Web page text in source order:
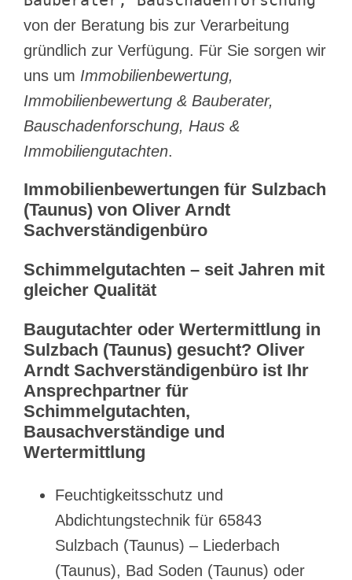
von der Beratung bis zur Verarbeitung
gründlich zur Verfügung. Für Sie sorgen wir
uns um Immobilienbewertung,
Immobilienbewertung & Bauberater,
Bauschadenforschung, Haus &
Immobiliengutachten.
Immobilienbewertungen für Sulzbach
(Taunus) von Oliver Arndt
Sachverständigenbüro
Schimmelgutachten – seit Jahren mit
gleicher Qualität
Baugutachter oder Wertermittlung in
Sulzbach (Taunus) gesucht? Oliver
Arndt Sachverständigenbüro ist Ihr
Ansprechpartner für
Schimmelgutachten,
Bausachverständige und
Wertermittlung
Feuchtigkeitsschutz und
Abdichtungstechnik für 65843
Sulzbach (Taunus) – Liederbach
(Taunus), Bad Soden (Taunus) oder